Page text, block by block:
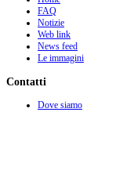
FAQ
Notizie
Web link
News feed
Le immagini
Contatti
Dove siamo